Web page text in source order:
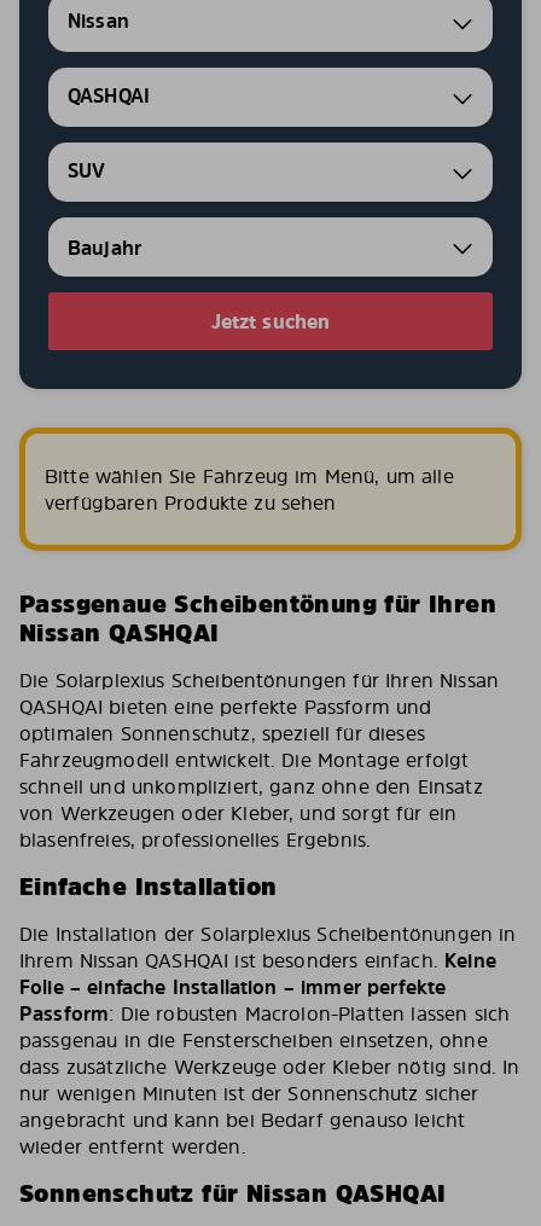
Nissan
QASHQAI
SUV
Jetzt suchen
Bitte wählen Sie Fahrzeug im Menü, um alle
verfügbaren Produkte zu sehen
Passgenaue Scheibentönung für Ihren
Nissan QASHQAI
Die Solarplexius Scheibentönungen für Ihren Nissan
QASHQAI bieten eine perfekte Passform und
optimalen Sonnenschutz, speziell für dieses
Fahrzeugmodell entwickelt. Die Montage erfolgt
schnell und unkompliziert, ganz ohne den Einsatz
von Werkzeugen oder Kleber, und sorgt für ein
blasenfreies, professionelles Ergebnis.
Einfache Installation
Die Installation der Solarplexius Scheibentönungen in
Ihrem Nissan QASHQAI ist besonders einfach. Keine
Folie – einfache Installation – immer perfekte
Passform: Die robusten Macrolon-Platten lassen sich
passgenau in die Fensterscheiben einsetzen, ohne
dass zusätzliche Werkzeuge oder Kleber nötig sind. In
nur wenigen Minuten ist der Sonnenschutz sicher
angebracht und kann bei Bedarf genauso leicht
wieder entfernt werden.
Sonnenschutz für Nissan QASHQAI